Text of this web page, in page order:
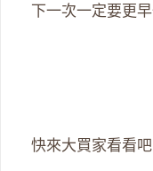
下一次一定要更
快來大買家看看